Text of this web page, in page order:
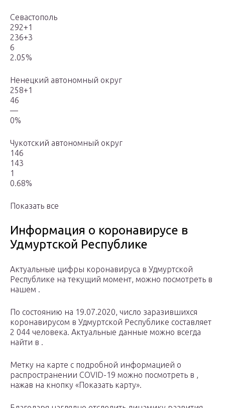
Севастополь
292+1
236+3
6
2.05%
Ненецкий автономный округ
258+1
46
—
0%
Чукотский автономный округ
146
143
1
0.68%
Показать все
Информация о коронавирусе в
Удмуртской Республике
Актуальные цифры коронавируса в Удмуртской
Республике на текущий момент, можно посмотреть в
нашем .
По состоянию на 19.07.2020, число заразившихся
коронавирусом в Удмуртской Республике составляет
2 044 человека. Актуальные данные можно всегда
найти в .
Метку на карте с подробной информацией о
распространении COVID-19 можно посмотреть в ,
нажав на кнопку «Показать карту».